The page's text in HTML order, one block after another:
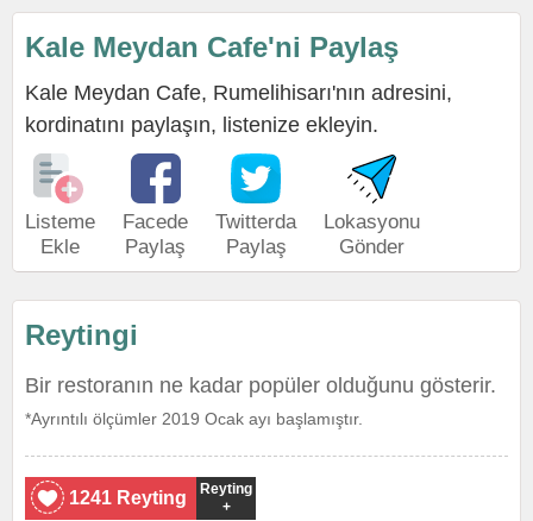
Kale Meydan Cafe'ni Paylaş
Kale Meydan Cafe, Rumelihisarı'nın adresini,
kordinatını paylaşın, listenize ekleyin.
Listeme
Ekle
Facede
Paylaş
Twitterda
Paylaş
Lokasyonu
Gönder
Reytingi
Bir restoranın ne kadar popüler olduğunu gösterir.
*Ayrıntılı ölçümler 2019 Ocak ayı başlamıştır.
1241 Reyting
Reyting
+